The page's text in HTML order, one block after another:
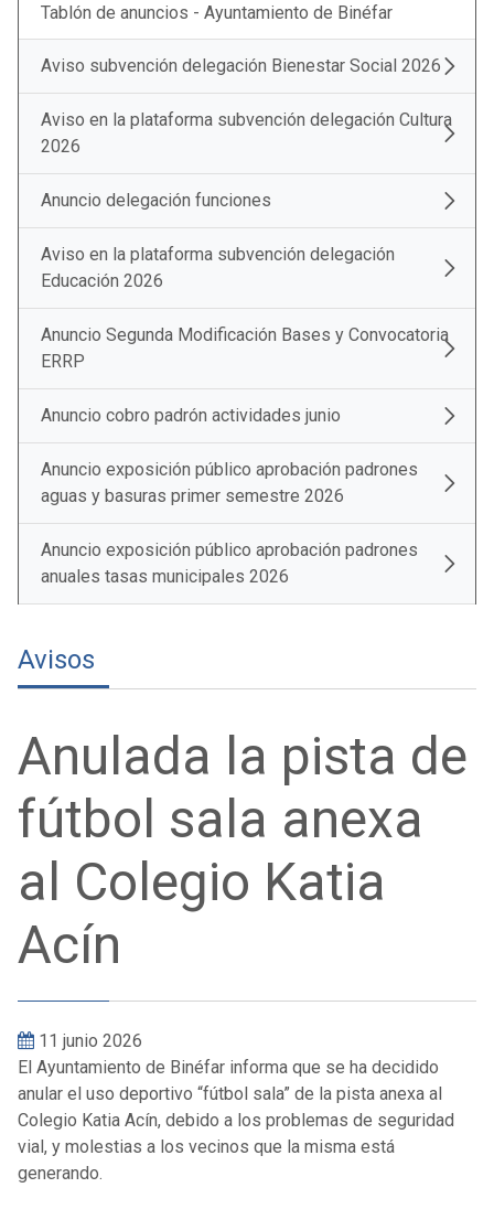
Tablón de anuncios - Ayuntamiento de Binéfar
Aviso subvención delegación Bienestar Social 2026
Aviso en la plataforma subvención delegación Cultura
2026
Anuncio delegación funciones
Aviso en la plataforma subvención delegación
Educación 2026
Anuncio Segunda Modificación Bases y Convocatoria
ERRP
Anuncio cobro padrón actividades junio
Anuncio exposición público aprobación padrones
aguas y basuras primer semestre 2026
Anuncio exposición público aprobación padrones
anuales tasas municipales 2026
Avisos
Anulada la pista de
fútbol sala anexa
al Colegio Katia
Acín
11 junio 2026
El Ayuntamiento de Binéfar informa que se ha decidido
anular el uso deportivo “fútbol sala” de la pista anexa al
Colegio Katia Acín, debido a los problemas de seguridad
vial, y molestias a los vecinos que la misma está
generando.